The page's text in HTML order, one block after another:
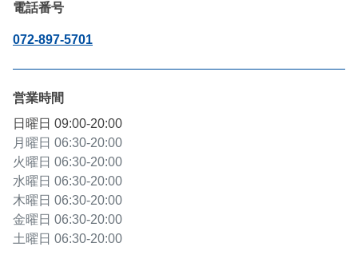
電話番号
072-897-5701
営業時間
日曜日 09:00-20:00
月曜日 06:30-20:00
火曜日 06:30-20:00
水曜日 06:30-20:00
木曜日 06:30-20:00
金曜日 06:30-20:00
土曜日 06:30-20:00